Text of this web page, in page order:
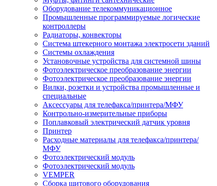
Оборудование телекоммуникационное
Промышленные программируемые логические
контроллеры
Радиаторы, конвекторы
Система штекерного монтажа электросети зданий
Системы охлаждения
Установочные устройства для системной шины
Фотоэлектрическое преобразование энергии
Фотоэлектрическое преобразование энергии
Вилки, розетки и устройства промышленные и
специальные
Аксессуары для телефакса/принтера/МФУ
Контрольно-измерительные приборы
Поплавковый электрический датчик уровня
Принтер
Расходные материалы для телефакса/принтера/
МФУ
Фотоэлектрический модуль
Фотоэлектрический модуль
VEMPER
Сборка щитового оборудования